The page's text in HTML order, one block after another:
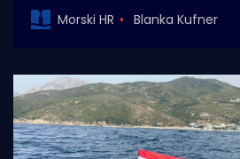
Morski HR Blanka Kufner